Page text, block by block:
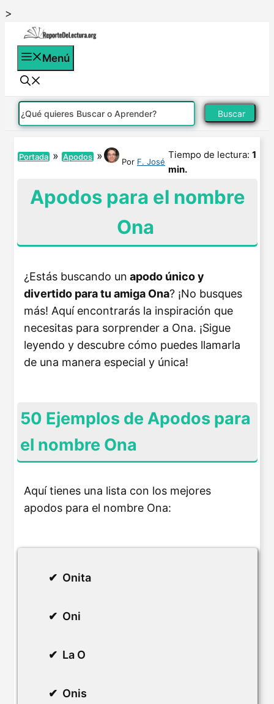
>
contenido
Menú
Buscar
Portada » Apodos » Por F. José
Tiempo de lectura: 1
min.
Apodos para el nombre
Ona
¿Estás buscando un apodo único y
divertido para tu amiga Ona? ¡No busques
más! Aquí encontrarás la inspiración que
necesitas para sorprender a Ona. ¡Sigue
leyendo y descubre cómo puedes llamarla
de una manera especial y única!
50 Ejemplos de Apodos para
el nombre Ona
Aquí tienes una lista con los mejores
apodos para el nombre Ona:
Onita
Oni
La O
Onis